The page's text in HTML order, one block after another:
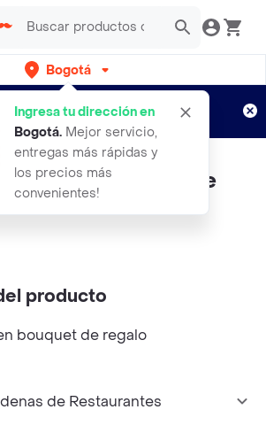
Bogotá
Ingresa tu dirección en
Bogotá. Mejor servicio,
entregas más rápidas y
los precios más
convenientes!
gratis por semanas
Aplican TyC
En Bouquet De
producto
bouquet de regalo
de Restaurantes